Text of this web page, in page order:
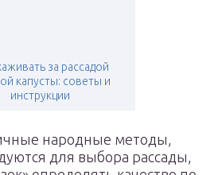
за рассадой
капусты: советы и
инструкции
народные методы,
для выбора рассады,